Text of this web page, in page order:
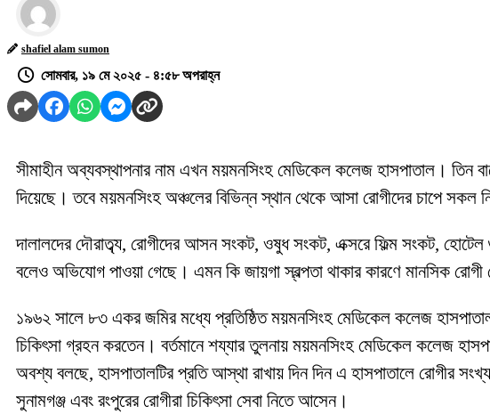
shafiel alam sumon
সোমবার, ১৯ মে ২০২৫ - ৪:৫৮ অপরাহ্ন
সীমাহীন অব্যবস্থাপনার নাম এখন ময়মনসিংহ মেডিকেল কলেজ হাসপাতাল। তিন
দিয়েছে। তবে ময়মনসিংহ অঞ্চলের বিভিন্ন স্থান থেকে আসা রোগীদের চাপে সকল
দালালদের দৌরাত্ব্য, রোগীদের আসন সংকট, ওষুধ সংকট, এক্সরে ফিল্ম সংকট, হোটেল
বলেও অভিযোগ পাওয়া গেছে। এমন কি জায়গা স্বল্পতা থাকার কারণে মানসিক রোগী
১৯৬২ সালে ৮৩ একর জমির মধ্যে প্রতিষ্ঠিত ময়মনসিংহ মেডিকেল কলেজ
চিকিৎসা গ্রহন করতেন। বর্তমানে শয্যার তুলনায় ময়মনসিংহ মেডিকেল কলেজ
অবশ্য বলছে, হাসপাতালটির প্রতি আস্থা রাখায় দিন দিন এ হাসপাতালে রোগীর
সুনামগঞ্জ এবং রংপুরের রোগীরা চিকিৎসা সেবা নিতে আসেন।